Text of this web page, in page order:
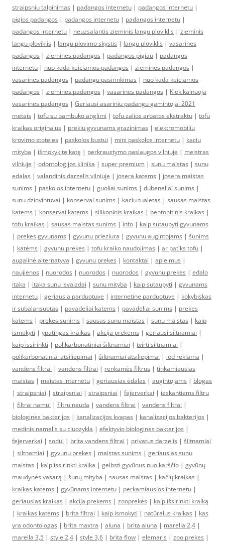
straipsniu talpinimas | padangos internetu | padangos internetu |
pigios padangos | padangos internetu | padangos internetu |
padangos internetu | neuzsalantis zieminis langu ploviklis | zieminis
langu ploviklis | langu plovimo skystis | langu ploviklis | vasarines
padangos | ziemines padangos | padangos pigiau | padangos
internetu | nuo kada keiciamos padangos | ziemines padangos |
vasarines padangos | padangu pasirinkimas | nuo kada keiciamos
padangos | ziemines padangos | vasarines padangos | Kiek kainuoja
vasarines padangos | Geriausi asariniu padangu gamintojai 2021
metais | tofu su bambuko anglimi | tofu zalios arbatos ekstraktu | tofu
kraikas originalus | prekiu gyvunams grazinimas | elektromobiliu
krovimo stoteles | paskolos bustui | mini paskolos internetu | kaciu
mityba | išmokykite katę | perkraustymo paslaugos vilniuje | meistras
vilniuje | odontologijos klinika | super premium | sunu maistas | sunu
edalas | valandinis darzelis vilniuje | josera katems | josera maistas
sunims | paskolos internetu | guoliai sunims | dubeneliai sunims |
sunu dziovintuvai | konservai sunims | kaciu tualetas | sausas maistas
katems | konservai katems | silikoninis kraikas | bentonitinis kraikas |
tofu kraikas | sausas maistas sunims | info | kaip sutaupyti gyvunams
| prekes gyvunams | gyvunu prieziura | gyvunu augintojams | šunims
| katėms | gyvunu prekes | tofu kraiko naudojimas | ar patiks tofu |
augalinė alternatyva | gyvunu prekes | kontaktai | apie mus |
naujienos | nuorodos | nuorodos | nuorodos | gyvunu prekes | edalo
itaka | itaka sunu isvaizdai | sunu mityba | kaip sutaupyti | gyvunams
internetu | geriausia parduotuve | internetine parduotuve | kokybiskas
ir subalansuotas | pavadeliai katems | pavadeliai sunims | prekes
katems | prekes sunims | sausas sunu maistas | sunu maistas | kaip
ismokyti | ypatingas kraikas | akcija prekems | geriausi siltnamiai |
kaip issirinkti | polikarbonatiniai šiltnamiai | tvirti siltnamiai |
polikarbonatiniai atsiliepimai | šiltnamiai atsiliepimai | led reklama |
vandens filtrai | vandens filtrai | renkamės filtrus | tinkamiausias
maistas | maistas internetu | geriausias ėdalas | augintojams | blogas
| straipsniai | straipsniai | straipsniai | fejerverkai | ieskantiems filtru
| filtrai namui | filtru nauda | vandens filtrai | vandens filtrai |
biologinės bakterijos | kanalizacijos kvapas | kanalizacijos bakterijos |
medinis namelis su ciuozykla | efektyvio biologinės bakterijos |
fejerverkai | sodui | brita vandens filtrai | privatus darzelis | šiltnamiai
| siltnamiai | gyvunu prekes | maistas sunims | geriausias sunu
maistas | kaip issirinkti kraika | gelbsti gyvūnus nuo karščio | gyvūnų
maudynės vasarą | šunų mityba | sausas maistas | kačių kraikas |
kraikas katėms | gyvūnams internetu | perkamiausios internetu |
geriausias kraikas | akcija prekems | zooprekės | kaip išsirinkti kraiką
| kraikas katėms | brita filtrai | kaip ismokyti | natūralus kraikas | kas
yra odontologas | brita maxtra | aluna | brita aluna | marella 2,4 |
marella 3,5 | style 2,4 | style 3,6 | brita flow | elemaris | zoo prekes |